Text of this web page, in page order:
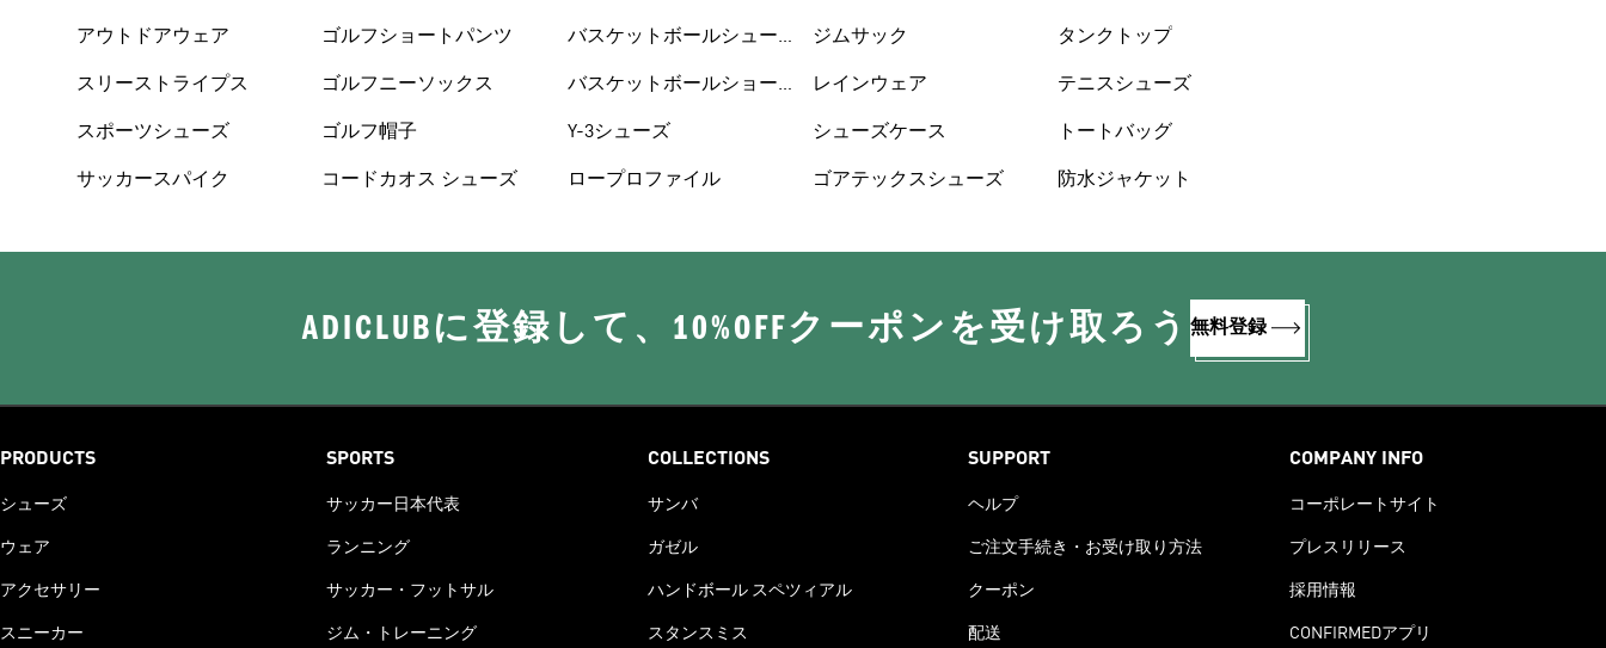
アウトドアウェア
スリーストライプス
スポーツシューズ
サッカースパイク
ゴルフショートパンツ
ゴルフニーソックス
ゴルフ帽子
コードカオス シューズ
バスケットボールシュー
バスケットボールショー
Y-3シューズ
ロープロファイル
ジムサック
レインウェア
シューズケース
ゴアテックスシューズ
タンクトップ
テニスシューズ
トートバッグ
防水ジャケット
ADICLUBに登録して、10%OFFクーポンを受け取ろう 無料登録
PRODUCTS
シューズ
ウェア
アクセサリー
スニーカー
SPORTS
サッカー日本代表
ランニング
サッカー・フットサル
ジム・トレーニング
COLLECTIONS
サンバ
ガゼル
ハンドボール スペツィアル
スタンスミス
SUPPORT
ヘルプ
ご注文手続き・お受け取り方法
クーポン
配送
COMPANY INFO
コーポレートサイト
プレスリリース
採用情報
CONFIRMEDアプリ